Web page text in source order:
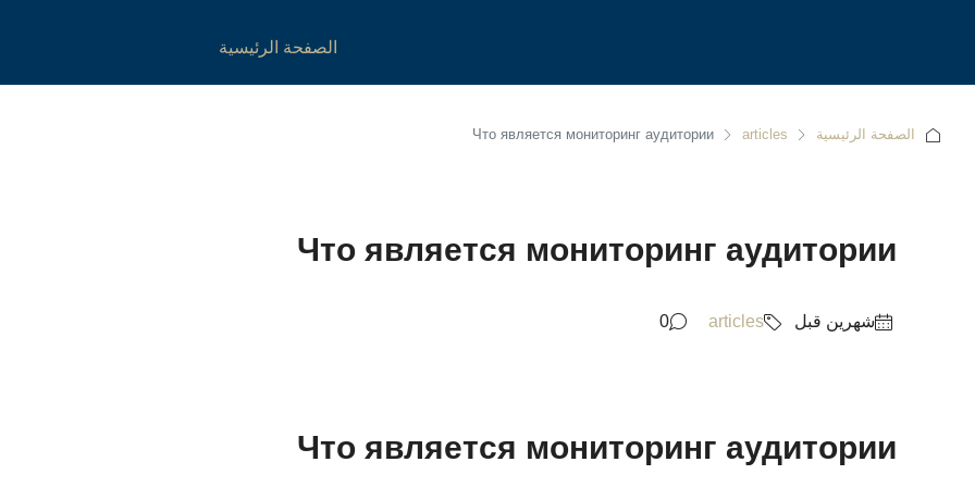
الصفحة الرئيسية
الصفحة الرئيسية articles
Что является мониторинг аудитории
Что является мониторинг аудитории
‏شهرين قبل articles
0
Что является мониторинг аудитории